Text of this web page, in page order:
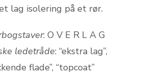
lag isolering på et rør.
: O V E R L A G
ledetråde: “ekstra lag”,
flade”, “topcoat”